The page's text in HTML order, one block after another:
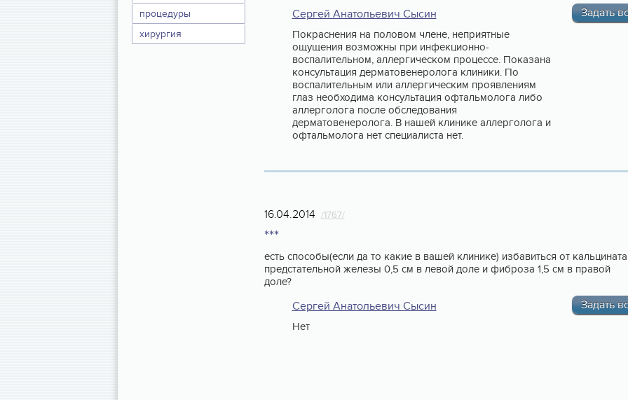
Задать
Сергей Анатольевич Сысин
Покраснения на половом члене, неприятные
ощущения возможны при инфекционно-
воспалительном, аллергическом процессе. Показана
консультация дерматовенеролога клиники. По
воспалительным или аллергическим проявлениям
глаз необходима консультация офтальмолога либо
аллерголога после обследования
дерматовенеролога. В нашей клинике аллерголога и
офтальмолога нет специалиста нет.
16.04.2014 /1767/
***
есть способы(если да то какие в вашей клинике) избавиться от кальцината
предстательной железы 0,5 см в левой доле и фиброза 1,5 см в правой
доле?
Задать
Сергей Анатольевич Сысин
Нет
процедуры
хирургия